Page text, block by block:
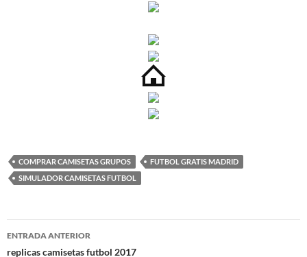
COMPRAR CAMISETAS GRUPOS
FUTBOL GRATIS MADRID
SIMULADOR CAMISETAS FUTBOL
Navegación
ENTRADA ANTERIOR
replicas camisetas futbol 2017